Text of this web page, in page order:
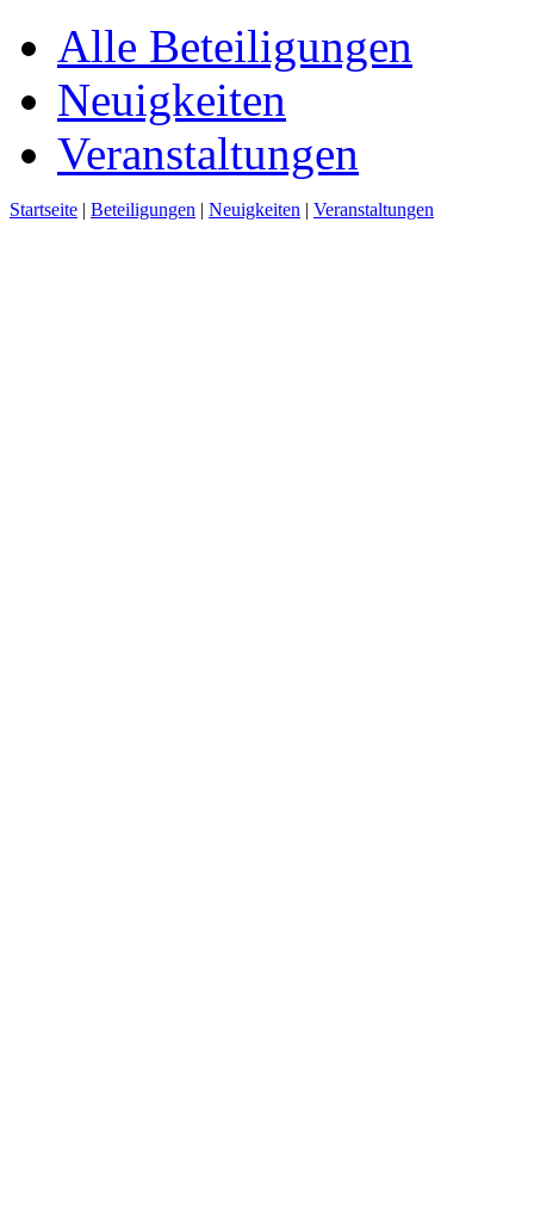
Alle Beteiligungen
Neuigkeiten
Veranstaltungen
Startseite | Beteiligungen | Neuigkeiten | Veranstaltungen